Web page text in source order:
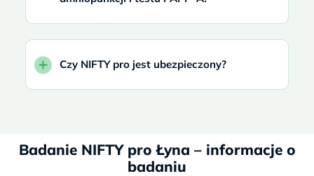
Czy NIFTY pro jest ubezpieczony?
Badanie NIFTY pro Łyna – informacje o
badaniu